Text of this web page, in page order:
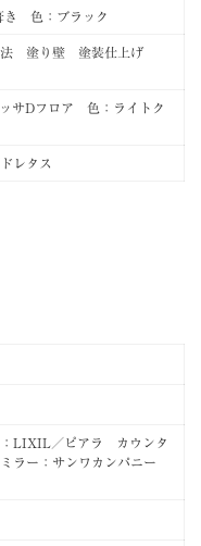
き 色：ブラック
法 塗り壁 塗装仕上げ
Dフロア 色：ライトク
レタス
LIXIL／ピアラ カウンタ
ラー：サンワカンパニー